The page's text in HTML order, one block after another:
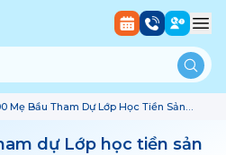
Mẹ Bầu Tham Dự Lớp Học Tiền Sản
Thai Sảndự Lớp học tiền sản